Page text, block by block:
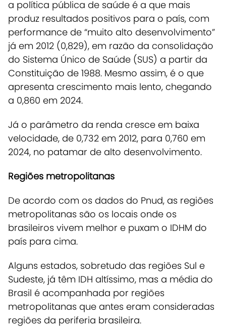
a política pública de saúde é a que mais
produz resultados positivos para o país, com
performance de “muito alto desenvolvimento”
já em 2012 (0,829), em razão da consolidação
do Sistema Único de Saúde (SUS) a partir da
Constituição de 1988. Mesmo assim, é o que
apresenta crescimento mais lento, chegando
a 0,860 em 2024.
Já o parâmetro da renda cresce em baixa
velocidade, de 0,732 em 2012, para 0,760 em
2024, no patamar de alto desenvolvimento.
Regiões metropolitanas
De acordo com os dados do Pnud, as regiões
metropolitanas são os locais onde os
brasileiros vivem melhor e puxam o IDHM do
país para cima.
Alguns estados, sobretudo das regiões Sul e
Sudeste, já têm IDH altíssimo, mas a média do
Brasil é acompanhada por regiões
metropolitanas que antes eram consideradas
regiões da periferia brasileira.